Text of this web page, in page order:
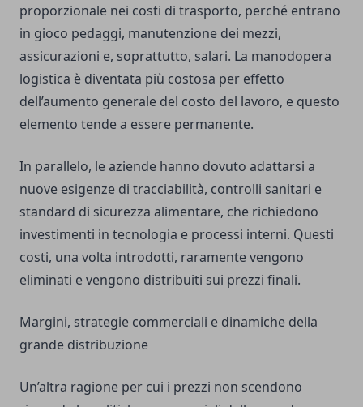
proporzionale nei costi di trasporto, perché entrano
in gioco pedaggi, manutenzione dei mezzi,
assicurazioni e, soprattutto, salari. La manodopera
logistica è diventata più costosa per effetto
dell’aumento generale del costo del lavoro, e questo
elemento tende a essere permanente.
In parallelo, le aziende hanno dovuto adattarsi a
nuove esigenze di tracciabilità, controlli sanitari e
standard di sicurezza alimentare, che richiedono
investimenti in tecnologia e processi interni. Questi
costi, una volta introdotti, raramente vengono
eliminati e vengono distribuiti sui prezzi finali.
Margini, strategie commerciali e dinamiche della
grande distribuzione
Un’altra ragione per cui i prezzi non scendono